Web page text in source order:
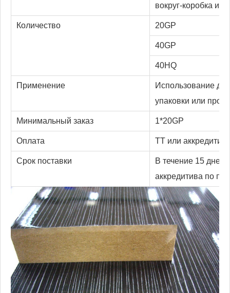
вокруг-коробка
Количество 20GP
40GP
40HQ
Применение
Использование
упаковки или
Минимальный заказ 1*20GP
Оплата ТТ или
Срок поставки
В течение 15 дней
аккредитива по